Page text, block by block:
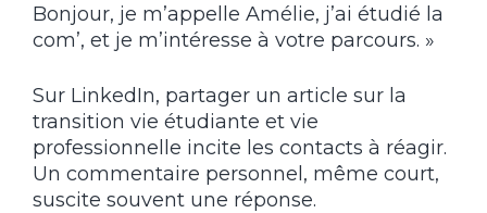
Bonjour, je m’appelle Amélie, j’ai étudié la
com’, et je m’intéresse à votre parcours. »
Sur LinkedIn, partager un article sur la
transition vie étudiante et vie
professionnelle incite les contacts à réagir.
Un commentaire personnel, même court,
suscite souvent une réponse.